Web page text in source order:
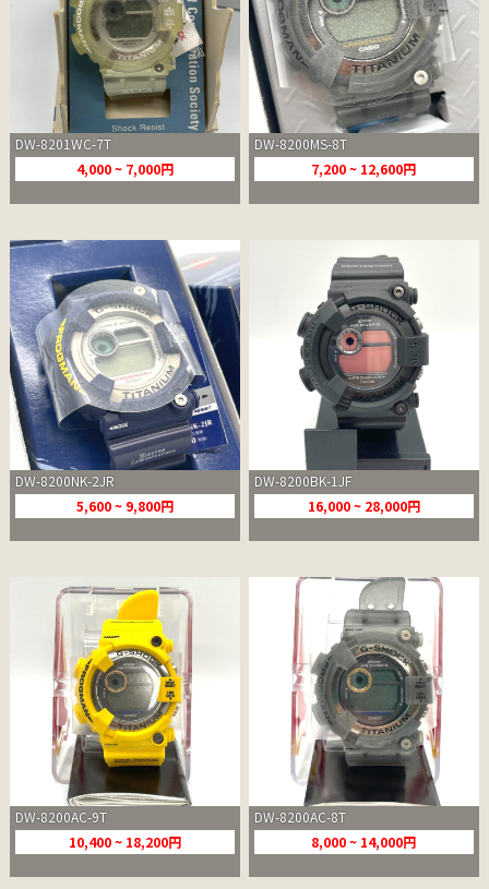
DW-8201WC-7T
4,000 ~ 7,000円
DW-8200MS-8T
7,200 ~ 12,600円
DW-8200NK-2JR
5,600 ~ 9,800円
DW-8200BK-1JF
16,000 ~ 28,000円
DW-8200AC-9T
10,400 ~ 18,200円
DW-8200AC-8T
8,000 ~ 14,000円